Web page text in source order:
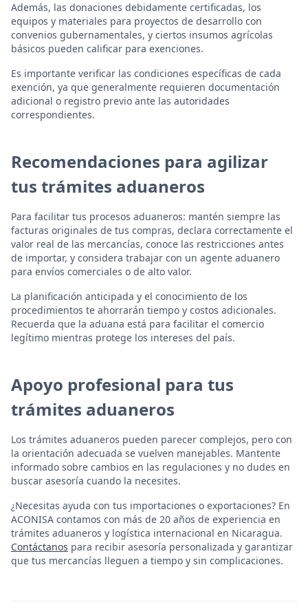
Además, las donaciones debidamente certificadas, los
equipos y materiales para proyectos de desarrollo con
convenios gubernamentales, y ciertos insumos agrícolas
básicos pueden calificar para exenciones.
Es importante verificar las condiciones específicas de cada
exención, ya que generalmente requieren documentación
adicional o registro previo ante las autoridades
correspondientes.
Recomendaciones para agilizar
tus trámites aduaneros
Para facilitar tus procesos aduaneros: mantén siempre las
facturas originales de tus compras, declara correctamente el
valor real de las mercancías, conoce las restricciones antes
de importar, y considera trabajar con un agente aduanero
para envíos comerciales o de alto valor.
La planificación anticipada y el conocimiento de los
procedimientos te ahorrarán tiempo y costos adicionales.
Recuerda que la aduana está para facilitar el comercio
legítimo mientras protege los intereses del país.
Apoyo profesional para tus
trámites aduaneros
Los trámites aduaneros pueden parecer complejos, pero con
la orientación adecuada se vuelven manejables. Mantente
informado sobre cambios en las regulaciones y no dudes en
buscar asesoría cuando la necesites.
¿Necesitas ayuda con tus importaciones o exportaciones? En
ACONISA contamos con más de 20 años de experiencia en
trámites aduaneros y logística internacional en Nicaragua.
Contáctanos para recibir asesoría personalizada y garantizar
que tus mercancías lleguen a tiempo y sin complicaciones.